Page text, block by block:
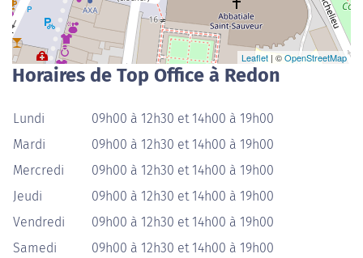
Leaflet | ©OpenStreetMap
Horaires de Top Office à Redon
Lundi
09h00 à 12h30 et 14h00 à 19h00
Mardi
09h00 à 12h30 et 14h00 à 19h00
Mercredi
09h00 à 12h30 et 14h00 à 19h00
Jeudi
09h00 à 12h30 et 14h00 à 19h00
Vendredi
09h00 à 12h30 et 14h00 à 19h00
Samedi
09h00 à 12h30 et 14h00 à 19h00